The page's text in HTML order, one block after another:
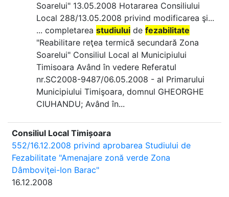
Soarelui" 13.05.2008 Hotararea Consiliului
Local 288/13.05.2008 privind modificarea şi...
... completarea studiului de fezabilitate
"Reabilitare reţea termică secundară Zona
Soarelui" Consiliul Local al Municipiului
Timisoara Având în vedere Referatul
nr.SC2008-9487/06.05.2008 - al Primarului
Municipiului Timişoara, domnul GHEORGHE
CIUHANDU; Având în...
Consiliul Local Timișoara
552/16.12.2008 privind aprobarea Studiului de
Fezabilitate "Amenajare zonă verde Zona
Dâmboviţei-Ion Barac"
16.12.2008